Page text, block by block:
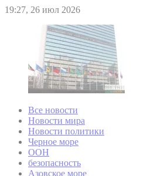
19:27, 26 июл 2026
Все новости
Новости мира
Новости политики
Черное море
ООН
безопасность
Азовское море